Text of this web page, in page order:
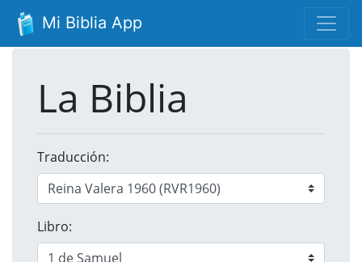
Mi Biblia App
La Biblia
Traducción:
Libro: